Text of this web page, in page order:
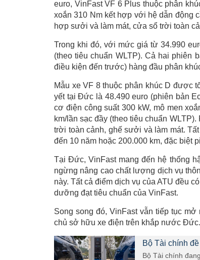
euro, VinFast VF 6 Plus thuộc phân
xoắn 310 Nm kết hợp với hệ dẫn động
hợp sưởi và làm mát, cửa sổ trời toàn
Trong khi đó, với mức giá từ 34.990
(theo tiêu chuẩn WLTP). Cả hai phiên
điều kiện đến trước) hàng đầu phân
Mẫu xe VF 8 thuộc phân khúc D được
yết tại Đức là 48.490 euro (phiên bản
cơ điện công suất 300 kW, mô men
km/lần sạc đầy (theo tiêu chuẩn
trời toàn cảnh, ghế sưởi và làm mát.
đến 10 năm hoặc 200.000 km, đặc biệt
Tại Đức, VinFast mang đến hệ thống
ngừng nâng cao chất lượng dịch vụ
này. Tất cả điểm dịch vụ của ATU đều
dưỡng đạt tiêu chuẩn của VinFast.
Song song đó, VinFast vẫn tiếp tục
chủ sở hữu xe điện trên khắp nước Đức.
Bộ Tài chính
Bộ Tài chính